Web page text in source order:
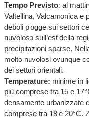
Tempo Previsto: al
Valtellina, Valcamonica e
deboli piogge sui settori
nuvoloso sull’est della
precipitazioni sparse.
molto nuvolosi ovunque
dei settori orientali.
Temperature: minime in
più comprese tra 15 e
densamente urbanizzate
comprese tra 18 e 20°C.